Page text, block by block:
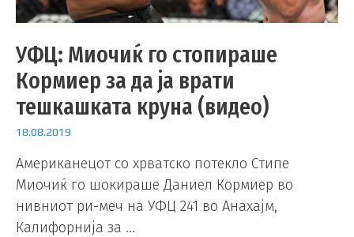
УФЦ: Миочиќ го стопираше
Кормиер за да ја врати
тешкашката круна (видео)
18.08.2019
Американецот со хрватско потекло Стипе
Миочиќ го шокираше Даниел Кормиер во
нивниот ри-меч на УФЦ 241 во Анахајм,
Калифорнија за …